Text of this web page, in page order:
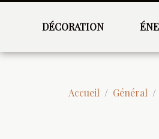
DÉCORATION
Accueil Général